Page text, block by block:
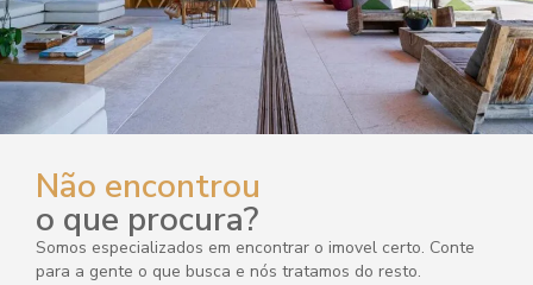
Não encontrou
o que procura?
Somos especializados em encontrar o imovel certo. Conte
para a gente o que busca e nós tratamos do resto.